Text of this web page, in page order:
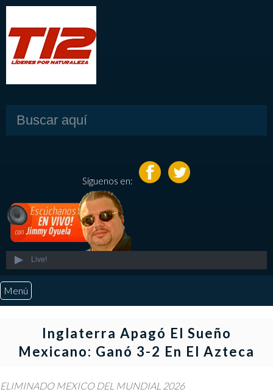
Síguenos en:
Live!
Menú
Inglaterra Apagó El Sueño
Mexicano: Ganó 3-2 En El Azteca
ELIMINADO MEXICO DEL MUNDIAL 2026